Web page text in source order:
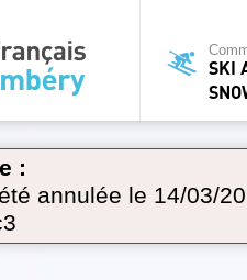
SKI
:
annulée le 14/03/